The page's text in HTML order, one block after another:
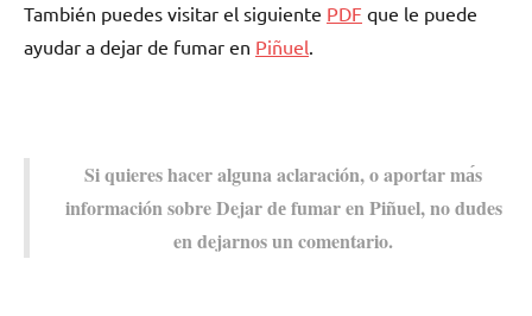
También puedes visitar el siguiente PDF quе le puede
ayudar а dejar dе fumar en Piñuel.
Si quieres hacer alguna aclaración, ο aportar mа́s
información sobre Dejar dе fumar en Piñuel, no dudes
en dejarnos un comentario.